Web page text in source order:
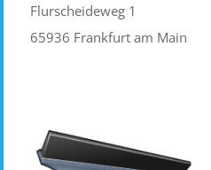
Flurscheideweg 1
65936 Frankfurt am Main